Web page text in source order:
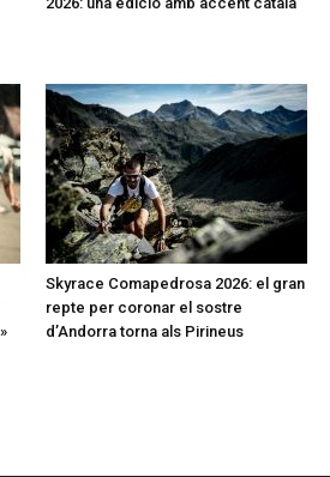
Skyrace Comapedrosa 2026: el gran
repte per coronar el sostre
d’Andorra torna als Pirineus